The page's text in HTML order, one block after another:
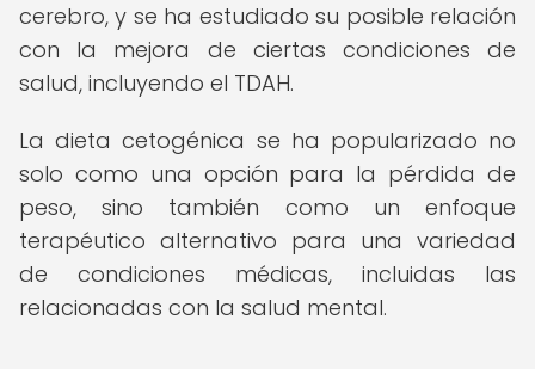
cerebro, y se ha estudiado su posible relación
con la mejora de ciertas condiciones de
salud, incluyendo el TDAH.
La dieta cetogénica se ha popularizado no
solo como una opción para la pérdida de
peso, sino también como un enfoque
terapéutico alternativo para una variedad
de condiciones médicas, incluidas las
relacionadas con la salud mental.